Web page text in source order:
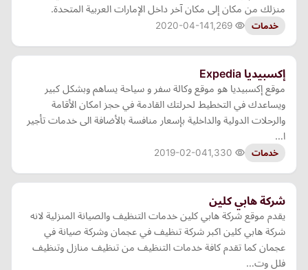
منزلك من مكان إلى مكان آخر داخل الإمارات العربية المتحدة.
خدمات 2020-04-14
إكسبيديا Expedia
موقع إكسبيديا هو موقع وكالة سفر و سياحة يساهم وبشكل كبير
ويساعدك في التخطيط لحرلتك القادمة في حجز امكان الأقامة
والرحلات الدولية والداخلية بإسعار منافسة بالأضافة الى خدمات تأجير
ا…
خدمات 2019-02-04
شركة هابي كلين
يقدم موقع شركة هابي كلين خدمات التنظيف والصيانة المنزلية لانه
شركة هابي كلين اكبر شركة تنظيف في عجمان وشركة صيانة في
عجمان كما تقدم كافة خدمات التنظيف من تنظيف منازل وتنظيف
فلل وت…